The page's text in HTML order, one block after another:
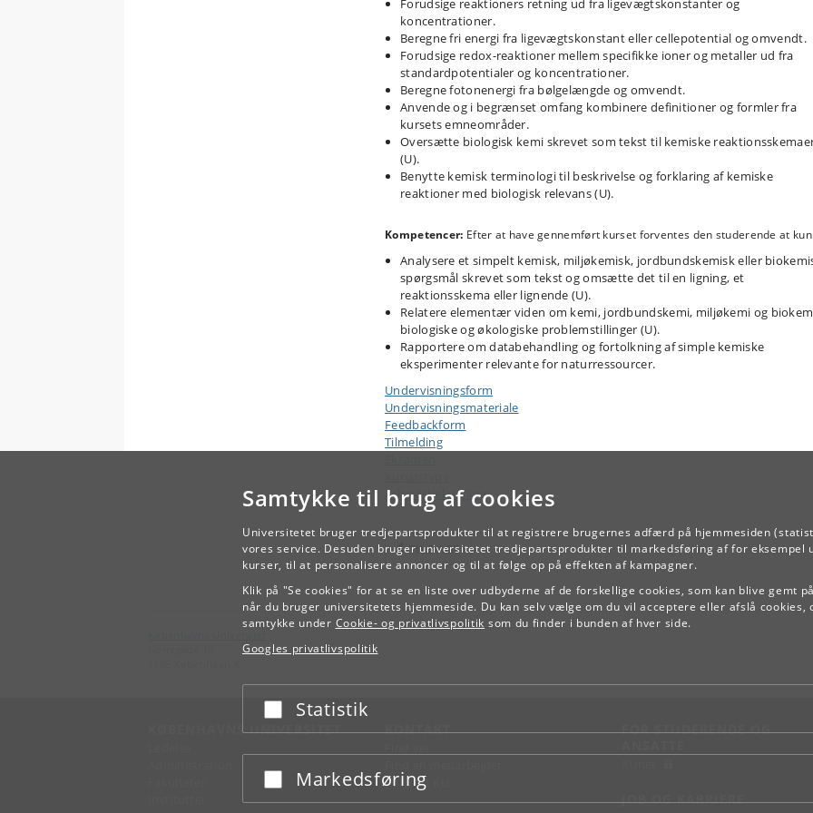
Samtykke til brug af cookies
Universitetet bruger tredjepartsprodukter til at registrere brugernes adfærd på hjemmesiden
vores service. Desuden bruger universitetet tredjepartsprodukter til markedsføring af for eksempel
kurser, til at personalisere annoncer og til at følge op på effekten af kampagner.
Klik på "Se cookies" for at se en liste over udbyderne af de forskellige cookies, som kan blive gemt
når du bruger universitetets hjemmeside. Du kan selv vælge om du vil acceptere eller afslå
samtykke under Cookie- og privatlivspolitik som du finder i bunden af hver side.
Googles privatlivspolitik
Acceptér eller afslå
Statistik
Acceptér eller afslå
Markedsføring
koncentrationer.
Beregne fri energi fra ligevægtskonstant eller cellepotential og omvendt.
Forudsige redox-reaktioner mellem specifikke ioner og metaller ud fra
standardpotentialer og koncentrationer.
Beregne fotonenergi fra bølgelængde og omvendt.
Anvende og i begrænset omfang kombinere definitioner og formler fra
kursets emneområder.
Oversætte biologisk kemi skrevet som tekst til kemiske
(U).
Benytte kemisk terminologi til beskrivelse og forklaring af kemiske
reaktioner med biologisk relevans (U).
Kompetencer: Efter at have gennemført kurset forventes den studerende at
Analysere et simpelt kemisk, miljøkemisk, jordbundskemisk eller
spørgsmål skrevet som tekst og omsætte det til en ligning, et
reaktionsskema eller lignende (U).
Relatere elementær viden om kemi, jordbundskemi, miljøkemi og
biologiske og økologiske problemstillinger (U).
Rapportere om databehandling og fortolkning af simple kemiske
eksperimenter relevante for naturressourcer.
Undervisningsform
Undervisningsmateriale
Feedbackform
Tilmelding
Arbejdsbelastning
TILBAGE
KØBENHAVNS UNIVERSITET KONTAKT
Kontakt KU
FOR STUDERENDE OG
JOB OG KARRIERE